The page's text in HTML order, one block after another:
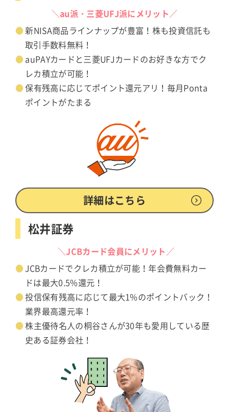
＼au派・三菱UFJ派にメリット／
新NISA商品ラインナップが豊富！株も投資信託も
取引手数料無料！
auPAYカードと三菱UFJカードのお好きな方でク
レカ積立が可能！
保有残高に応じてポイント還元アリ！毎月Ponta
ポイントがたまる
詳細はこちら
松井証券
＼JCBカード会員にメリット／
JCBカードでクレカ積立が可能！年会費無料カー
ドは最大0.5%還元！
投信保有残高に応じて最大1%のポイントバック！
業界最高還元率！
株主優待名人の桐谷さんが30年も愛用している歴
史ある証券会社！